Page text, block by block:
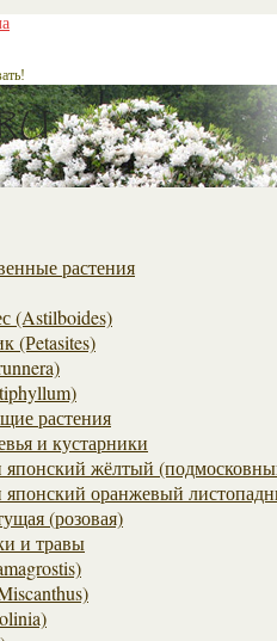
растения
(Astilboides)
(Рetasites)
растения
и кустарники
японский жёлтый
японский оранжевый
(розовая)
и травы